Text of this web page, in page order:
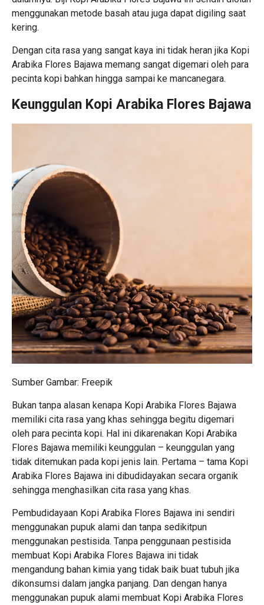
menggunakan metode basah atau juga dapat digiling saat
kering.
Dengan cita rasa yang sangat kaya ini tidak heran jika Kopi
Arabika Flores Bajawa memang sangat digemari oleh para
pecinta kopi bahkan hingga sampai ke mancanegara.
Keunggulan Kopi Arabika Flores Bajawa
Sumber Gambar: Freepik
Bukan tanpa alasan kenapa Kopi Arabika Flores Bajawa
memiliki cita rasa yang khas sehingga begitu digemari
oleh para pecinta kopi. Hal ini dikarenakan Kopi Arabika
Flores Bajawa memiliki keunggulan – keunggulan yang
tidak ditemukan pada kopi jenis lain. Pertama – tama Kopi
Arabika Flores Bajawa ini dibudidayakan secara organik
sehingga menghasilkan cita rasa yang khas.
Pembudidayaan Kopi Arabika Flores Bajawa ini sendiri
menggunakan pupuk alami dan tanpa sedikitpun
menggunakan pestisida. Tanpa penggunaan pestisida
membuat Kopi Arabika Flores Bajawa ini tidak
mengandung bahan kimia yang tidak baik buat tubuh jika
dikonsumsi dalam jangka panjang. Dan dengan hanya
menggunakan pupuk alami membuat Kopi Arabika Flores